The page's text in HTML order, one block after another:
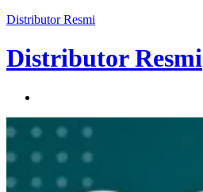
Distributor Resmi
Distributor Resmi